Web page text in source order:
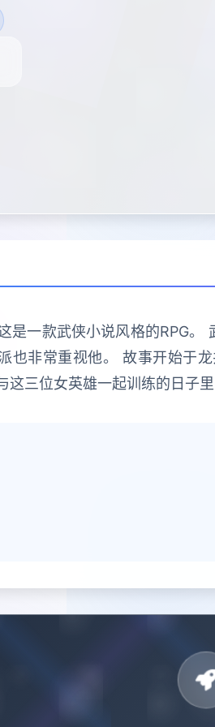
是一款武侠小说风格的RPG
也非常重视他。 故事开始于
三位女英雄一起训练的日子